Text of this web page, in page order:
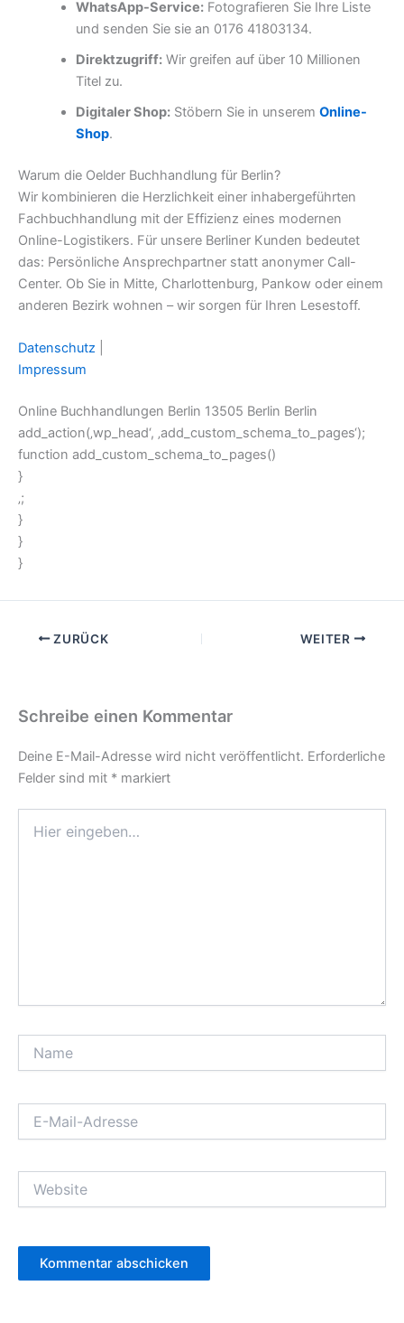
WhatsApp-Service:Fotografieren Sie Ihre Liste
und senden Sie sie an 0176 41803134.
Direktzugriff:Wir greifen auf über 10 Millionen
Titel zu.
Digitaler Shop:Stöbern Sie in unserem Online-
Shop.
Warum die Oelder Buchhandlung für Berlin?
Wir kombinieren die Herzlichkeit einer inhabergeführten
Fachbuchhandlung mit der Effizienz eines modernen
Online-Logistikers. Für unsere Berliner Kunden bedeutet
das: Persönliche Ansprechpartner statt anonymer Call-
Center. Ob Sie in Mitte, Charlottenburg, Pankow oder einem
anderen Bezirk wohnen – wir sorgen für Ihren Lesestoff.
Datenschutz
Impressum
Online Buchhandlungen Berlin 13505 Berlin Berlin
add_action(‚wp_head‘, ‚add_custom_schema_to_pages‘);
function add_custom_schema_to_pages()
}
‚;
}
}
}
ZURÜCK WEITER
Schreibe einen Kommentar
Deine E-Mail-Adresse wird nicht veröffentlicht. Erforderliche
Felder sind mit * markiert
eingeben…
Mail-